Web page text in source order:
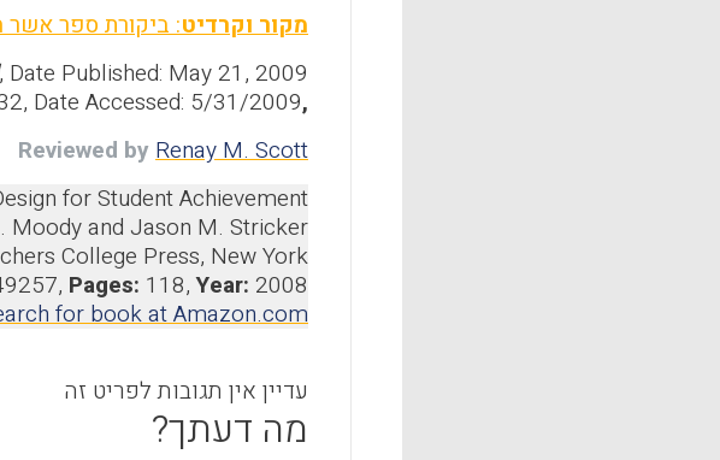
מקור וקרדיט: ביקורת ספר אשר
, Date Published: May 21, 2009
Date Accessed: 5/31/2009,
Reviewed byRenay M. Scott
for Student Achievement
Moody and Jason M. Stricker
College Press, New York
Pages: 118,Year: 2008
for book at Amazon.com
עדיין אין תגובות לפריט זה
מה דעתך?